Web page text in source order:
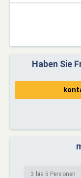
Haben Sie
3 bis 5 Personen